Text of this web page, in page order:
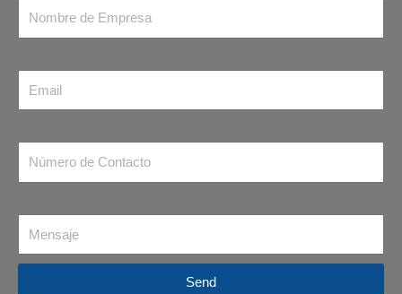
Send